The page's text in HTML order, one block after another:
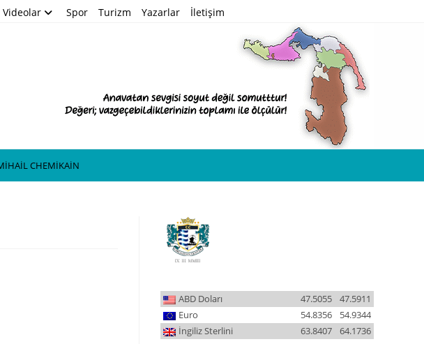
Videolar Spor Turizm Yazarlar İletişim
CHEMİKAİN
ABD Doları 47.5911
47.5055
Euro
54.9344
54.8356
İngiliz Sterlini
64.1736
63.8407